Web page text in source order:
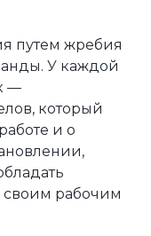
путем жребия
У каждой
—
который
и о
своим рабочим